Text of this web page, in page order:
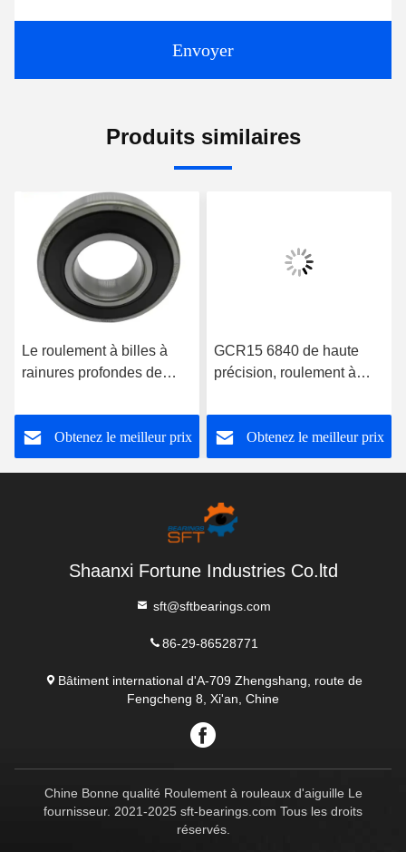
Envoyer
Produits similaires
Le roulement à billes à
rainures profondes de
63002 63003 63004
63005 63006 63007
63008 ZZ 2RS
Obtenez le meilleur prix
GCR15 6840 de haute
précision, roulement à
unique 200x250x24 mm
Obtenez le meilleur prix
Shaanxi Fortune Industries Co.ltd
sft@sftbearings.com
86-29-86528771
Bâtiment international d'A-709 Zhengshang, route de
Fengcheng 8, Xi'an, Chine
Chine Bonne qualité Roulement à rouleaux d'aiguille Le
fournisseur. 2021-2025 sft-bearings.com Tous les droits
réservés.